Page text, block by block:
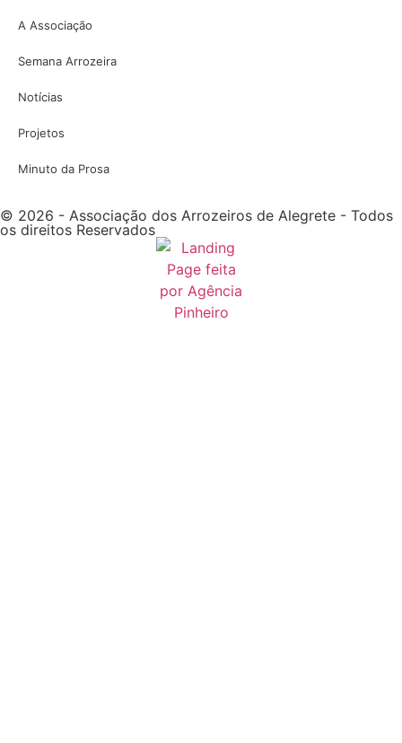
A Associação
Semana Arrozeira
Notícias
Projetos
Minuto da Prosa
© 2026 - Associação dos Arrozeiros de Alegrete - Todos
os direitos Reservados